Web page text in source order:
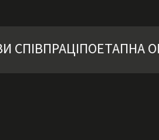
ПОЕТАПНА